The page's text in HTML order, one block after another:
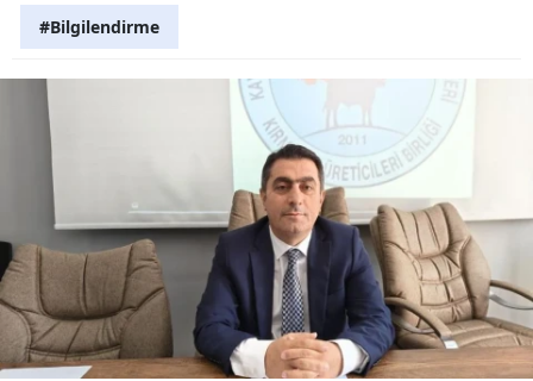
#Bilgilendirme